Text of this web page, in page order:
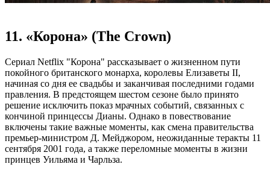
11. «Корона» (The Crown)
Сериал Netflix "Корона" рассказывает о жизненном пути
покойного британского монарха, королевы Елизаветы II,
начиная со дня ее свадьбы и заканчивая последними годами
правления. В предстоящем шестом сезоне было принято
решение исключить показ мрачных событий, связанных с
кончиной принцессы Дианы. Однако в повествование
включены такие важные моменты, как смена правительства
премьер-министром Д. Мейджором, неожиданные теракты 11
сентября 2001 года, а также переломные моменты в жизни
принцев Уильяма и Чарльза.